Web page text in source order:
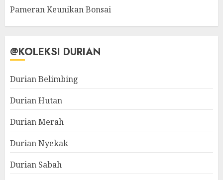
Pameran Keunikan Bonsai
@KOLEKSI DURIAN
Durian Belimbing
Durian Hutan
Durian Merah
Durian Nyekak
Durian Sabah